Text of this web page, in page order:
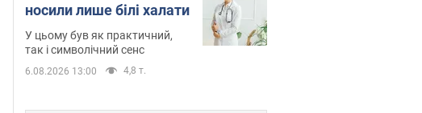
носили лише білі халати
У цьому був як практичний,
так і символічний сенс
6.08.2026 13:00 4,8 т.